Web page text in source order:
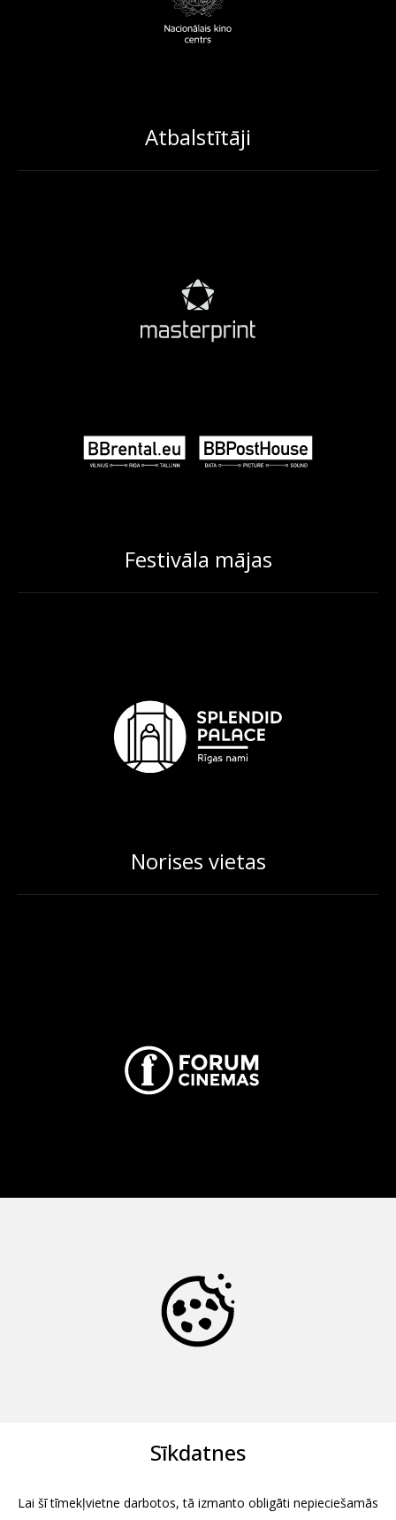
Atbalstītāji
Festivāla mājas
Norises vietas
Sīkdatnes
Lai šī tīmekļvietne darbotos, tā izmanto obligāti nepieciešamās